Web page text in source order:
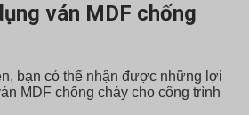
ván MDF chống
bạn có thể nhận được những lợi
MDF chống cháy cho công trình